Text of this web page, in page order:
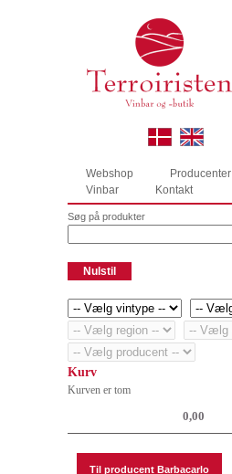
Webshop Producenter
Vinbar
Kontakt
Søg på produkter
Kurv
Kurven er tom
0,00
Til producent Barbacarlo